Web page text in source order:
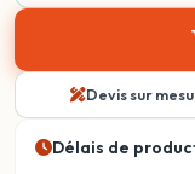
Devis sur
Délais de